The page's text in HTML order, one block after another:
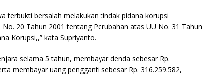
terbukti bersalah melakukan tindak pidana korupsi
20 Tahun 2001 tentang Perubahan atas UU No. 31 Tahun
Korupsi,,” kata Supriyanto.
selama 5 tahun, membayar denda sebesar Rp.
membayar uang pengganti sebesar Rp. 316.259.582,